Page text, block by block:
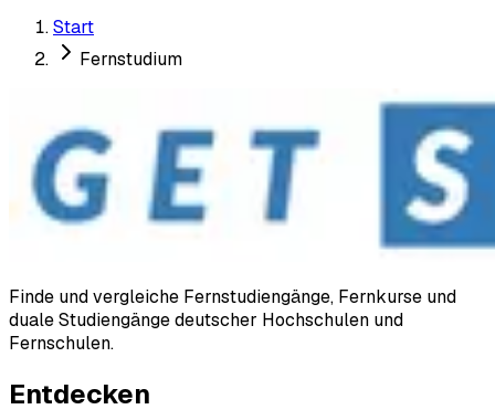
Start
Fernstudium
Finde und vergleiche Fernstudiengänge, Fernkurse und
duale Studiengänge deutscher Hochschulen und
Fernschulen.
Entdecken